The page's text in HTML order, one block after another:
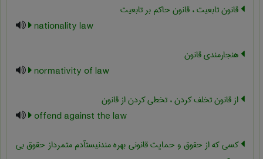
قانون تابعیت ، قانون حاکم بر تابعیت
nationality law
هنجارمندی قانون
normativity of law
از قانون تخلف کردن ، تخطی کردن از قانون
offend against the law
کسی که از حقوق و حمایت قانونی بهره مندنیستآدم متمرداز حقوق بی